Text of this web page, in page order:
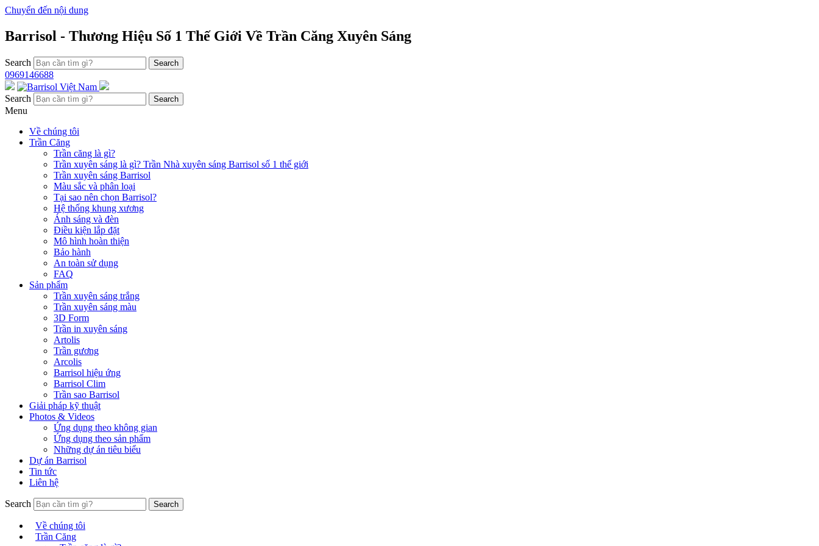
Chuyển đến nội dung
Barrisol - Thương Hiệu Số 1 Thế Giới Về Trần Căng Xuyên Sáng
Search
0969146688
Search
Menu
Về chúng tôi
Trần Căng
Trần căng là gì?
Trần xuyên sáng là gì? Trần Nhà xuyên sáng Barrisol số 1 thế giới
Trần xuyên sáng Barrisol
Màu sắc và phân loại
Tại sao nên chọn Barrisol?
Hệ thống khung xương
Ánh sáng và đèn
Điều kiện lắp đặt
Mô hình hoàn thiện
Bảo hành
An toàn sử dụng
FAQ
Sản phẩm
Trần xuyên sáng trắng
Trần xuyên sáng màu
3D Form
Trần in xuyên sáng
Artolis
Trần gương
Arcolis
Barrisol hiệu ứng
Barrisol Clim
Trần sao Barrisol
Giải pháp kỹ thuật
Photos & Videos
Ứng dụng theo không gian
Ứng dụng theo sản phẩm
Những dự án tiêu biểu
Dự án Barrisol
Tin tức
Liên hệ
Search
Về chúng tôi
Trần Căng